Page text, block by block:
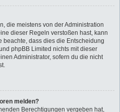
die meistens von der Administration
dieser Regeln verstoßen hast, kann
beachte, dass dies die Entscheidung
phpBB Limited nichts mit dieser
Administrator, sofern du die nicht
melden?
Berechtigungen vergeben hat,